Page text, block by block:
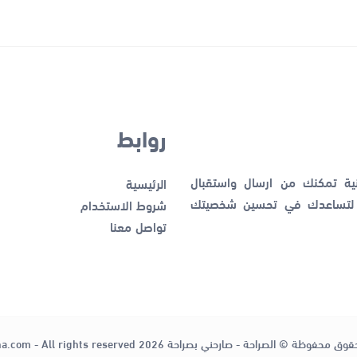
تمكنك من ارسال واستقبال
لتساعدك في تحسين شخصيتك
روابط
الرئيسية
شروط الاستخدام
تواصل معنا
محفوظة © الصراحة - صارحني بصراحة 2026 - All rights reserved